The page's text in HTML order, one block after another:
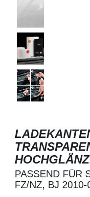
PASSEND FÜR
FZ/NZ, BJ